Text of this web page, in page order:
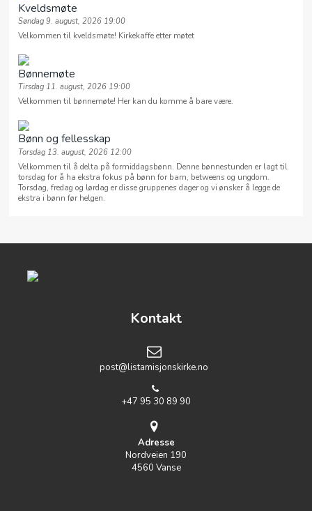
Kveldsmøte
Søndag 9. august, 2026 19:00
Velkommen til kveldsmøte! Kirkekaffe etter møtet
Bønnemøte
Tirsdag 11. august, 2026 19:00
Velkommen til bønnemøte! Her kan du komme å bare være.
Bønn og fellesskap
Torsdag 13. august, 2026 12:00
Velkommen til å delta på formiddagsbønn. Denne bønnestunden er lagt til
torsdag for å ha ekstra fokus på bønn for barn, betweens og ungdom.
Torsdag, fredag og lørdag er disse gruppenes dager og vi ønsker å legge de
ekstra i bønn før helgen.
Kontakt
post@listamisjonskirke.no
+47 95 30 89 90
Adresse
Nordveien 190
4560 Vanse